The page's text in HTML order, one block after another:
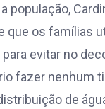
população,
que os famílias
evitar no
fazer nenhum
de